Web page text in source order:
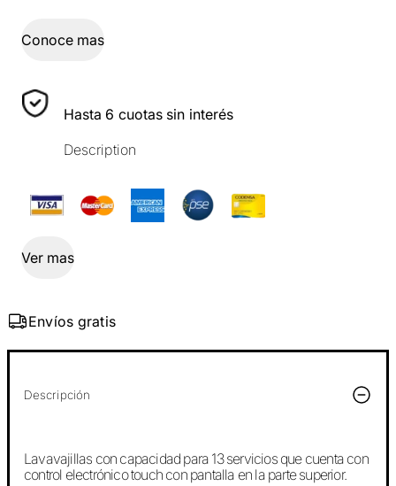
Conoce mas
Hasta 6 cuotas sin interés
Description
Ver mas
Envíos gratis
Descripción
Lavavajillas con capacidad para 13 servicios que cuenta con
control electrónico touch con pantalla en la parte superior.